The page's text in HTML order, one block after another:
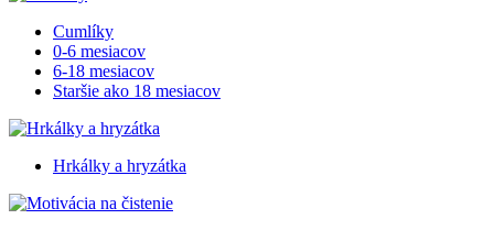
Cumlíky
0-6 mesiacov
6-18 mesiacov
Staršie ako 18 mesiacov
Hrkálky a hryzátka